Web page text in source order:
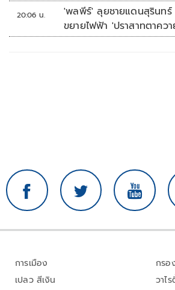
20:06 น.
'พลพีร์' ลุยชายแดนสุรินทร์
ขยายไฟฟ้า 'ปราสาทตาคว
การเมือง
เปลว สีเงิน
กรอ
วาไ